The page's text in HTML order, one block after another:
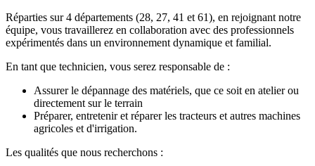
Réparties sur 4 départements (28, 27, 41 et 61), en rejoignant notre
équipe, vous travaillerez en collaboration avec des professionnels
expérimentés dans un environnement dynamique et familial.
En tant que technicien, vous serez responsable de :
Assurer le dépannage des matériels, que ce soit en atelier ou
directement sur le terrain
Préparer, entretenir et réparer les tracteurs et autres machines
agricoles et d'irrigation.
Les qualités que nous recherchons :